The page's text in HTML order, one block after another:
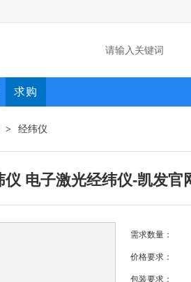
求购
> 经纬仪
仪 电子激光经纬仪-凯发官
需求数量：
价格要求：
包装要求：